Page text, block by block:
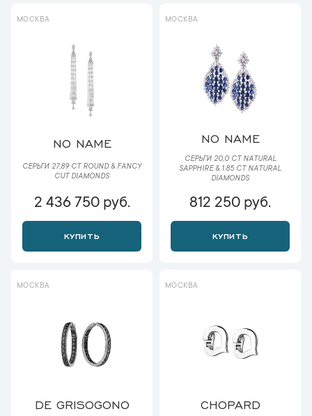
МОСКВА
NO NAME
СЕРЬГИ 27,89 CT ROUND & FANCY
CUT DIAMONDS
2 436 750 руб.
КУПИТЬ
МОСКВА
NO NAME
СЕРЬГИ 20,0 CT NATURAL
SAPPHIRE & 1.85 CT NATURAL
DIAMONDS
812 250 руб.
КУПИТЬ
МОСКВА
DE GRISOGONO
МОСКВА
CHOPARD